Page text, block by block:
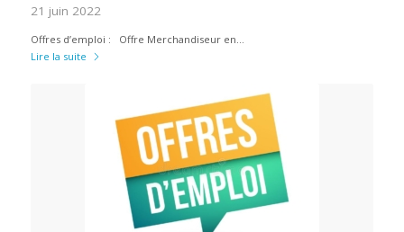
21 juin 2022
Offres d’emploi : Offre Merchandiseur en…
Lire la suite